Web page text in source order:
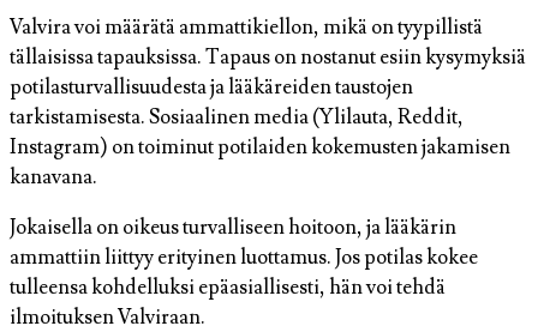
Valvira voi määrätä ammattikiellon, mikä on tyypillistä
tällaisissa tapauksissa. Tapaus on nostanut esiin kysymyksiä
potilasturvallisuudesta ja lääkäreiden taustojen
tarkistamisesta. Sosiaalinen media (Ylilauta, Reddit,
Instagram) on toiminut potilaiden kokemusten jakamisen
kanavana.
Jokaisella on oikeus turvalliseen hoitoon, ja lääkärin
ammattiin liittyy erityinen luottamus. Jos potilas kokee
tulleensa kohdelluksi epäasiallisesti, hän voi tehdä
ilmoituksen Valviraan.